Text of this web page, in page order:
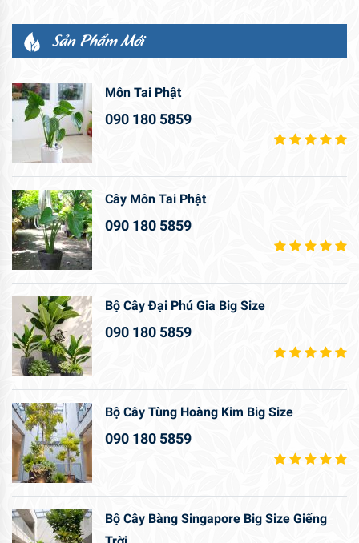
Sản Phẩm Mới
Môn Tai Phật
090 180 5859
Cây Môn Tai Phật
090 180 5859
Bộ Cây Đại Phú Gia Big Size
090 180 5859
Bộ Cây Tùng Hoàng Kim Big Size
090 180 5859
Bộ Cây Bàng Singapore Big Size Giếng